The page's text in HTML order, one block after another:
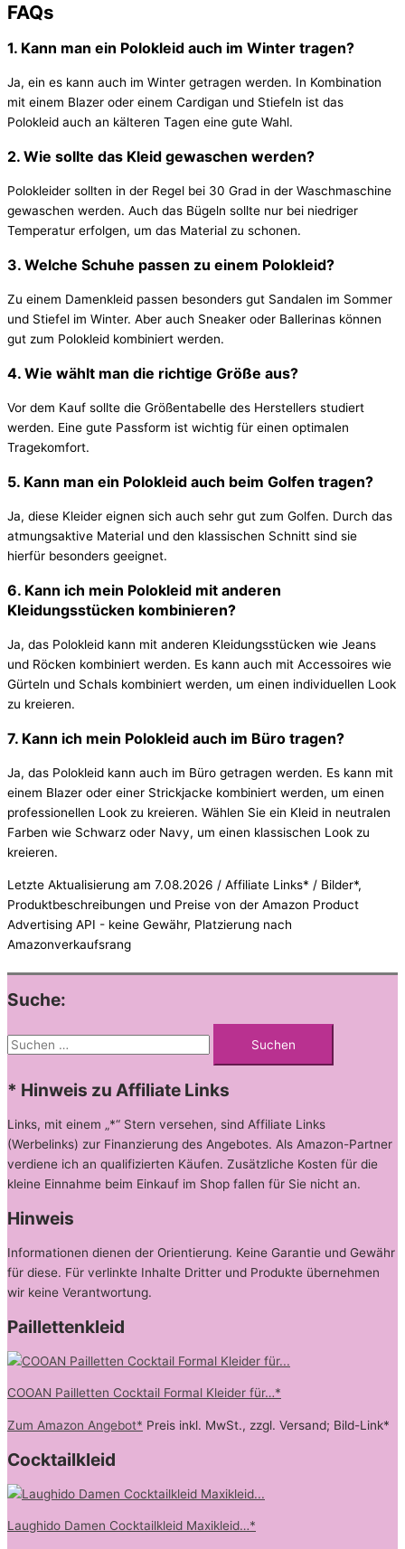
FAQs
1. Kann man ein Polokleid auch im Winter tragen?
Ja, ein es kann auch im Winter getragen werden. In Kombination
mit einem Blazer oder einem Cardigan und Stiefeln ist das
Polokleid auch an kälteren Tagen eine gute Wahl.
2. Wie sollte das Kleid gewaschen werden?
Polokleider sollten in der Regel bei 30 Grad in der Waschmaschine
gewaschen werden. Auch das Bügeln sollte nur bei niedriger
Temperatur erfolgen, um das Material zu schonen.
3. Welche Schuhe passen zu einem Polokleid?
Zu einem Damenkleid passen besonders gut Sandalen im Sommer
und Stiefel im Winter. Aber auch Sneaker oder Ballerinas können
gut zum Polokleid kombiniert werden.
4. Wie wählt man die richtige Größe aus?
Vor dem Kauf sollte die Größentabelle des Herstellers studiert
werden. Eine gute Passform ist wichtig für einen optimalen
Tragekomfort.
5. Kann man ein Polokleid auch beim Golfen tragen?
Ja, diese Kleider eignen sich auch sehr gut zum Golfen. Durch das
atmungsaktive Material und den klassischen Schnitt sind sie
hierfür besonders geeignet.
6. Kann ich mein Polokleid mit anderen
Kleidungsstücken kombinieren?
Ja, das Polokleid kann mit anderen Kleidungsstücken wie Jeans
und Röcken kombiniert werden. Es kann auch mit Accessoires wie
Gürteln und Schals kombiniert werden, um einen individuellen Look
zu kreieren.
7. Kann ich mein Polokleid auch im Büro tragen?
Ja, das Polokleid kann auch im Büro getragen werden. Es kann mit
einem Blazer oder einer Strickjacke kombiniert werden, um einen
professionellen Look zu kreieren. Wählen Sie ein Kleid in neutralen
Farben wie Schwarz oder Navy, um einen klassischen Look zu
kreieren.
Letzte Aktualisierung am 7.08.2026 / Affiliate Links* / Bilder*,
Produktbeschreibungen und Preise von der Amazon Product
Advertising API - keine Gewähr, Platzierung nach
Amazonverkaufsrang
Suche:
Suchen
nach:
* Hinweis zu Affiliate Links
Links, mit einem „*“ Stern versehen, sind Affiliate Links
(Werbelinks) zur Finanzierung des Angebotes. Als Amazon-Partner
verdiene ich an qualifizierten Käufen. Zusätzliche Kosten für die
kleine Einnahme beim Einkauf im Shop fallen für Sie nicht an.
Hinweis
Informationen dienen der Orientierung. Keine Garantie und Gewähr
für diese. Für verlinkte Inhalte Dritter und Produkte übernehmen
wir keine Verantwortung.
Paillettenkleid
COOAN Pailletten Cocktail Formal Kleider für…*
Zum Amazon Angebot* Preis inkl. MwSt., zzgl. Versand; Bild-Link*
Cocktailkleid
Laughido Damen Cocktailkleid Maxikleid…*